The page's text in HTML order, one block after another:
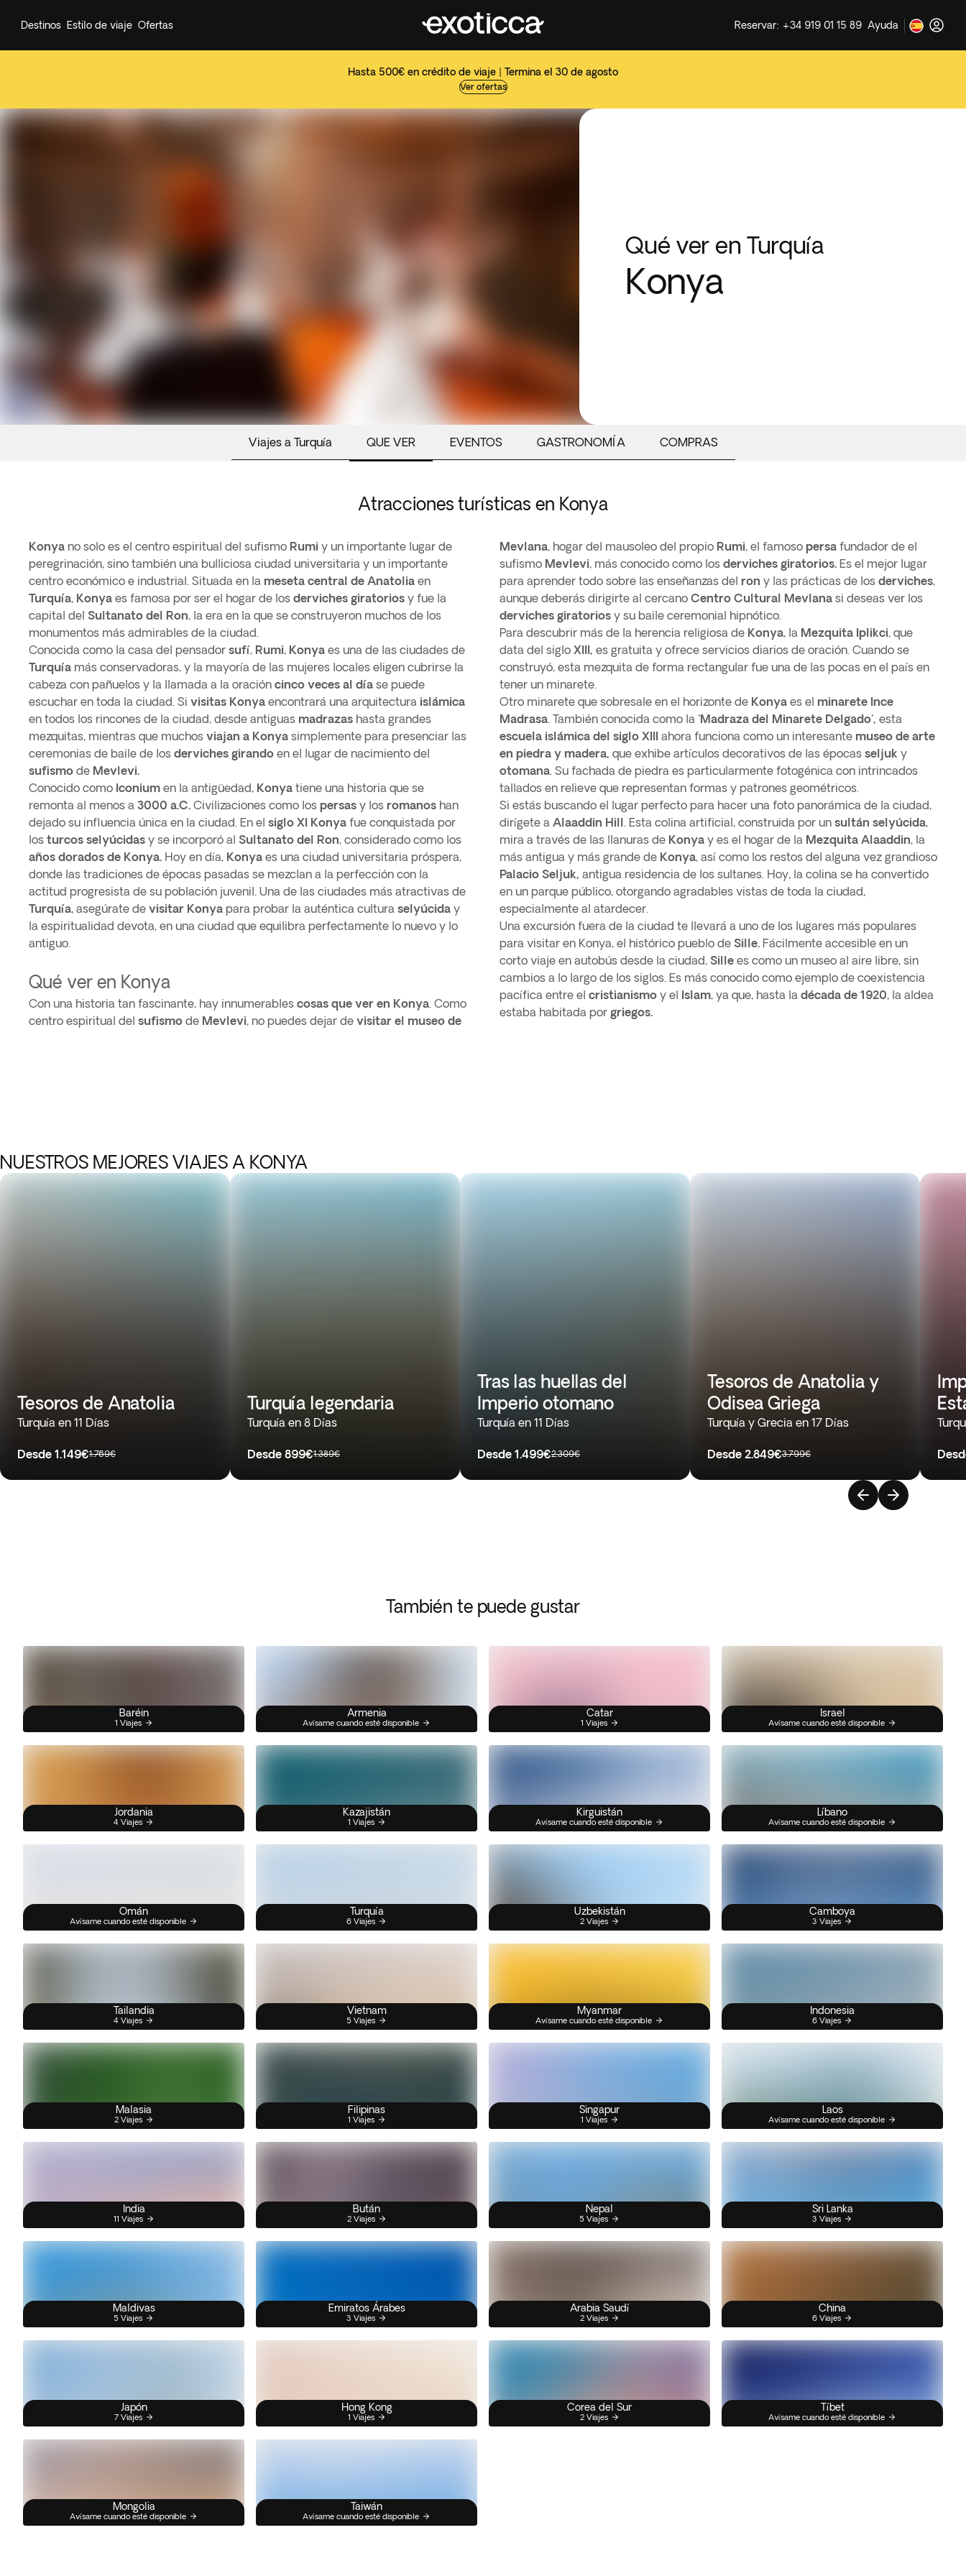
Hasta 500€ en crédito de viaje | Termina el 30 de agosto
Ver ofertas
Destinos Estilo de viaje Ofertas Reservar: +34 919 01 15 89 Ayuda
Qué ver en Turquía
Konya
Viajes a Turquía QUE VER EVENTOS GASTRONOMÍA COMPRAS
Atracciones turísticas en Konya
Konya no solo es el centro espiritual del sufismo Rumi y un importante lugar de
peregrinación, sino también una bulliciosa ciudad universitaria y un importante
centro económico e industrial. Situada en la meseta central de Anatolia en
Turquía, Konya es famosa por ser el hogar de los derviches giratorios y fue la
capital del Sultanato del Ron, la era en la que se construyeron muchos de los
monumentos más admirables de la ciudad.
Conocida como la casa del pensador sufí, Rumi, Konya es una de las ciudades de
Turquía más conservadoras, y la mayoría de las mujeres locales eligen cubrirse la
cabeza con pañuelos y la llamada a la oración cinco veces al día se puede
escuchar en toda la ciudad. Si visitas Konya encontrará una arquitectura islámica
en todos los rincones de la ciudad, desde antiguas madrazas hasta grandes
mezquitas, mientras que muchos viajan a Konya simplemente para presenciar las
ceremonias de baile de los derviches girando en el lugar de nacimiento del
sufismo de Mevlevi.
Conocido como Iconium en la antigüedad, Konya tiene una historia que se
remonta al menos a 3000 a.C. Civilizaciones como los persas y los romanos han
dejado su influencia única en la ciudad. En el siglo XI Konya fue conquistada por
los turcos selyúcidas y se incorporó al Sultanato del Ron, considerado como los
años dorados de Konya. Hoy en día, Konya es una ciudad universitaria próspera,
donde las tradiciones de épocas pasadas se mezclan a la perfección con la
actitud progresista de su población juvenil. Una de las ciudades más atractivas de
Turquía, asegúrate de visitar Konya para probar la auténtica cultura selyúcida y
la espiritualidad devota, en una ciudad que equilibra perfectamente lo nuevo y lo
antiguo.
Qué ver en Konya
Con una historia tan fascinante, hay innumerables cosas que ver en Konya. Como
centro espiritual del sufismo de Mevlevi, no puedes dejar de visitar el museo de
Mevlana, hogar del mausoleo del propio Rumi, el famoso persa fundador de el
sufismo Mevlevi, más conocido como los derviches giratorios. Es el mejor lugar
para aprender todo sobre las enseñanzas del ron y las prácticas de los derviches,
aunque deberás dirigirte al cercano Centro Cultural Mevlana si deseas ver los
derviches giratorios y su baile ceremonial hipnótico.
Para descubrir más de la herencia religiosa de Konya, la Mezquita Iplikci, que
data del siglo XIII, es gratuita y ofrece servicios diarios de oración. Cuando se
construyó, esta mezquita de forma rectangular fue una de las pocas en el país en
tener un minarete.
Otro minarete que sobresale en el horizonte de Konya es el minarete Ince
Madrasa. También conocida como la 'Madraza del Minarete Delgado', esta
escuela islámica del siglo XIII ahora funciona como un interesante museo de arte
en piedra y madera, que exhibe artículos decorativos de las épocas seljuk y
otomana. Su fachada de piedra es particularmente fotogénica con intrincados
tallados en relieve que representan formas y patrones geométricos.
Si estás buscando el lugar perfecto para hacer una foto panorámica de la ciudad,
dirígete a Alaaddin Hill. Esta colina artificial, construida por un sultán selyúcida,
mira a través de las llanuras de Konya y es el hogar de la Mezquita Alaaddin, la
más antigua y más grande de Konya, así como los restos del alguna vez grandioso
Palacio Seljuk, antigua residencia de los sultanes. Hoy, la colina se ha convertido
en un parque público, otorgando agradables vistas de toda la ciudad,
especialmente al atardecer.
Una excursión fuera de la ciudad te llevará a uno de los lugares más populares
para visitar en Konya, el histórico pueblo de Sille. Fácilmente accesible en un
corto viaje en autobús desde la ciudad, Sille es como un museo al aire libre, sin
cambios a lo largo de los siglos. Es más conocido como ejemplo de coexistencia
pacífica entre el cristianismo y el Islam, ya que, hasta la década de 1920, la aldea
estaba habitada por griegos.
NUESTROS MEJORES VIAJES A KONYA
Tesoros de Anatolia
Turquía en 11 Días
Desde 1.149€1.769€
Turquía legendaria
Turquía en 8 Días
Desde 899€1.389€
Tras las huellas del
Imperio otomano
Turquía en 11 Días
Desde 1.499€2.309€
Tesoros de Anatolia y
Odisea Griega
Turquía y Grecia en 17 Días
Desde 2.849€3.799€
También te puede gustar
Baréin
1 Viajes
Armenia
Avísame cuando esté disponible
Catar
1 Viajes
Israel
Avísame cuando esté disponible
Jordania
4 Viajes
Kazajistán
1 Viajes
Kirguistán
Avísame cuando esté disponible
Líbano
Avísame cuando esté disponible
Omán
Avísame cuando esté disponible
Turquía
6 Viajes
Uzbekistán
2 Viajes
Camboya
3 Viajes
Tailandia
4 Viajes
Vietnam
5 Viajes
Myanmar
Avísame cuando esté disponible
Indonesia
6 Viajes
Malasia
2 Viajes
Filipinas
1 Viajes
Singapur
1 Viajes
Laos
Avísame cuando esté disponible
India
11 Viajes
Bután
2 Viajes
Nepal
5 Viajes
Sri Lanka
3 Viajes
Maldivas
5 Viajes
Emiratos Árabes
3 Viajes
Arabia Saudí
2 Viajes
China
6 Viajes
Japón
7 Viajes
Hong Kong
1 Viajes
Corea del Sur
2 Viajes
Tíbet
Avísame cuando esté disponible
Mongolia
Avísame cuando esté disponible
Taiwán
Avísame cuando esté disponible